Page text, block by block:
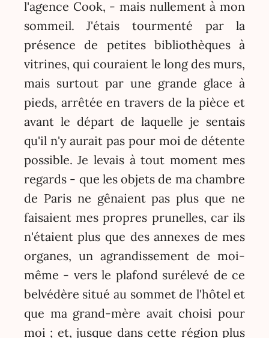
l'agence Cook, - mais nullement à mon
sommeil. J'étais tourmenté par la
présence de petites bibliothèques à
vitrines, qui couraient le long des murs,
mais surtout par une grande glace à
pieds, arrêtée en travers de la pièce et
avant le départ de laquelle je sentais
qu'il n'y aurait pas pour moi de détente
possible. Je levais à tout moment mes
regards - que les objets de ma chambre
de Paris ne gênaient pas plus que ne
faisaient mes propres prunelles, car ils
n'étaient plus que des annexes de mes
organes, un agrandissement de moi-
même - vers le plafond surélevé de ce
belvédère situé au sommet de l'hôtel et
que ma grand-mère avait choisi pour
moi ; et, jusque dans cette région plus